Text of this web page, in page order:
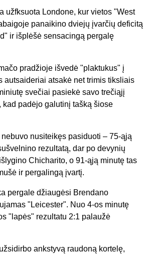
užfksuota Londone, kur vietos "West
panaikino dviejų įvarčių deficitą
ir išplėšė sensacingą pergalę
pradžioje išvedė "plaktukus" į
autsaideriai atsakė net trimis tiksliais
svečiai pasiekė savo trečiąjį
kad padėjo galutinį tašką šiose
nusiteikęs pasiduoti – 75-ąją
rezultatą, dar po devynių
Chicharito, o 91-ąją minutę tas
ir pergalingą įvartį.
pergale džiaugėsi Brendano
"Leicester". Nuo 4-os minutę
"lapės" rezultatu 2:1 palaužė
ankstyvą raudoną kortelę,